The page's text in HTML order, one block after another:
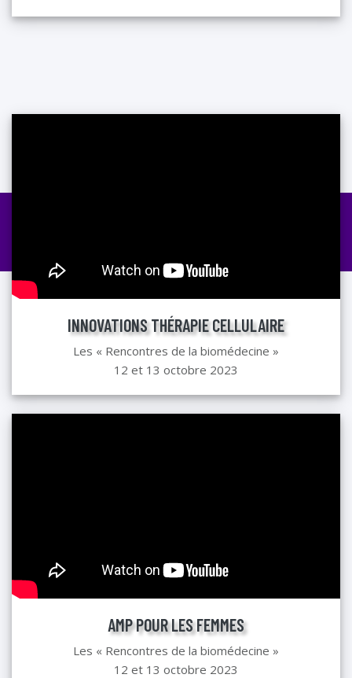
INNOVATIONS THÉRAPIE CELLULAIRE
Les « Rencontres de la biomédecine »
12 et 13 octobre 2023
AMP POUR LES FEMMES
Les « Rencontres de la biomédecine »
12 et 13 octobre 2023